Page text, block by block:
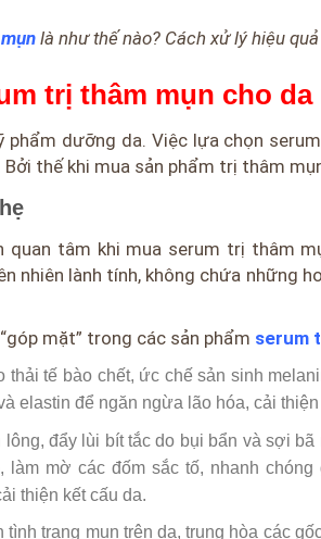
là như thế nào? Cách xử lý hiệu
trị thâm mụn cho da
phẩm dưỡng da. Việc lựa chọn
thế khi mua sản phẩm trị thâm
tâm khi mua serum trị thâm
nhiên lành tính, không chứa những
mặt” trong các sản phẩm serum
thải tế bào chết, ức chế sản sinh
elastin để ngăn ngừa lão hóa, cải
lông, đẩy lùi bít tắc do bụi bẩn và sợi
làm mờ các đốm sắc tố, nhanh
thiện kết cấu da.
trạng mụn trên da, trung hòa các